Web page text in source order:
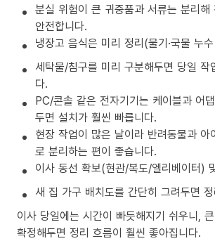
분실 위험이 큰 귀중품과 서류는 분리해
안전합니다.
냉장고 음식은 미리 정리(물기·국물 누
세탁물/침구를 미리 구분해두면 당일 작
다.
PC/콘솔 같은 전자기기는 케이블과 어
두면 설치가 훨씬 빠릅니다.
현장 작업이 많은 날이라 반려동물과 아
로 분리하는 편이 좋습니다.
이사 동선 확보(현관/복도/엘리베이터)
새 집 가구 배치도를 간단히 그려두면
이사 당일에는 시간이 빠듯해지기 쉬우니,
확정해두면 정리 흐름이 훨씬 좋아집니다.